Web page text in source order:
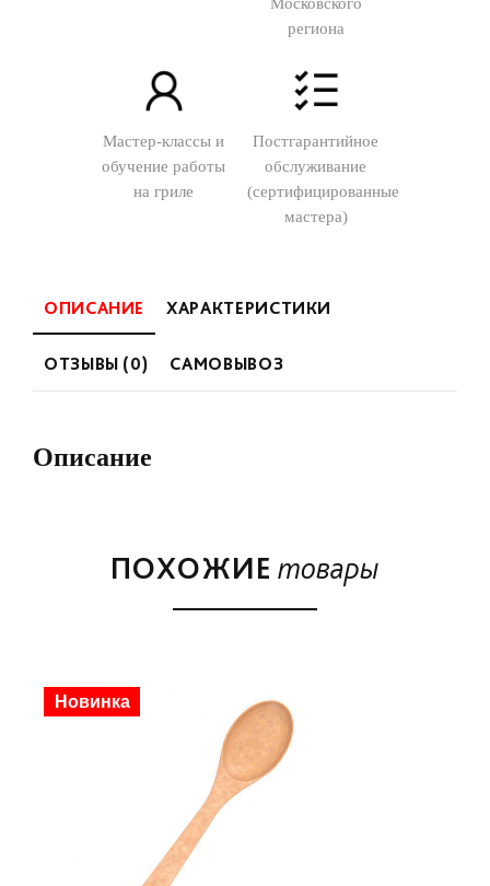
Московского
региона
Мастер-классы и
обучение работы
на гриле
Постгарантийное
обслуживание
(сертифицированные
мастера)
ОПИСАНИЕ ХАРАКТЕРИСТИКИ
ОТЗЫВЫ (0) САМОВЫВОЗ
Описание
ПОХОЖИЕ товары
Скидка
Новинка